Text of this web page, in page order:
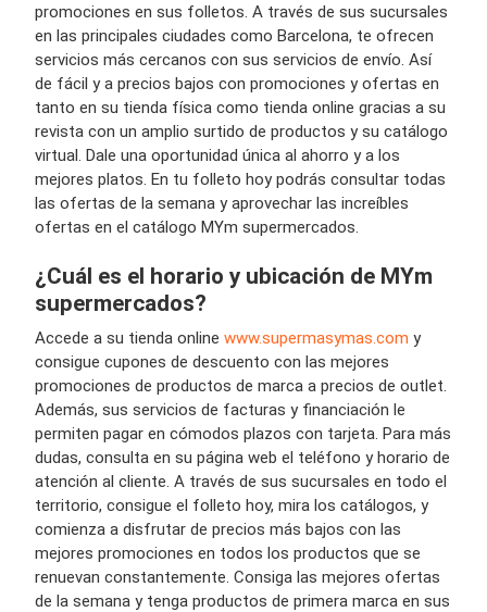
promociones en sus folletos. A través de sus sucursales
en las principales ciudades como Barcelona, te ofrecen
servicios más cercanos con sus servicios de envío. Así
de fácil y a precios bajos con promociones y ofertas en
tanto en su tienda física como tienda online gracias a su
revista con un amplio surtido de productos y su catálogo
virtual. Dale una oportunidad única al ahorro y a los
mejores platos. En tu folleto hoy podrás consultar todas
las ofertas de la semana y aprovechar las increíbles
ofertas en el catálogo MYm supermercados.
¿Cuál es el horario y ubicación de MYm
supermercados?
Accede a su tienda online www.supermasymas.com y
consigue cupones de descuento con las mejores
promociones de productos de marca a precios de outlet.
Además, sus servicios de facturas y financiación le
permiten pagar en cómodos plazos con tarjeta. Para más
dudas, consulta en su página web el teléfono y horario de
atención al cliente. A través de sus sucursales en todo el
territorio, consigue el folleto hoy, mira los catálogos, y
comienza a disfrutar de precios más bajos con las
mejores promociones en todos los productos que se
renuevan constantemente. Consiga las mejores ofertas
de la semana y tenga productos de primera marca en sus